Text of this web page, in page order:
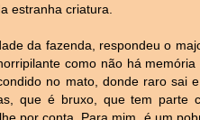
estranha criatura.
da fazenda, respondeu o
como não há
no mato, donde raro sai
que é bruxo, que tem parte
por conta. Para mim, é um